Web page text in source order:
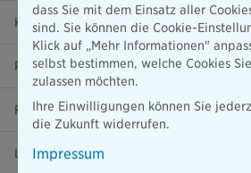
Karriere
Presse
Ratgeber
Lob & Kritik
dass Sie mit dem Einsatz aller
sind. Sie können die Cookie-
Klick auf „Mehr Informationen"
selbst bestimmen, welche Cookies
zulassen möchten.
Ihre Einwilligungen können Sie
die Zukunft widerrufen.
Impressum